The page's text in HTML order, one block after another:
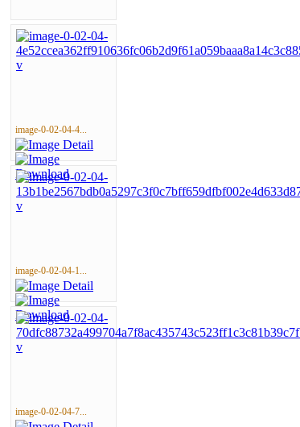
image-0-02-04-4...
image-0-02-04-1...
image-0-02-04-7...